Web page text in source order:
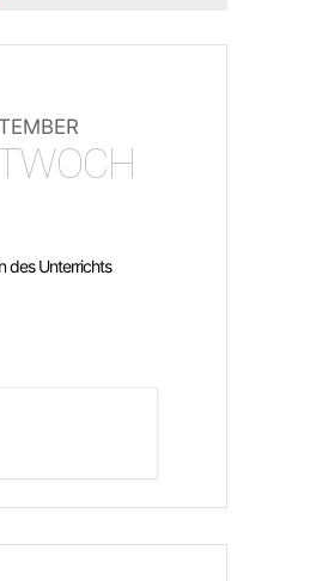
des Unterrichts